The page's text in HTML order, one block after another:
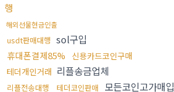
행
해외선물현금인출
usdt판매대행 sol구입
휴대폰결제85%
신용카드코인구매
테더개인거래 리플송금업체
리플전송대행 테더코인판매 모든코인고가매입